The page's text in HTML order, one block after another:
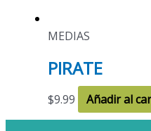
MEDIAS
PIRATE
$9.99 Añadir al